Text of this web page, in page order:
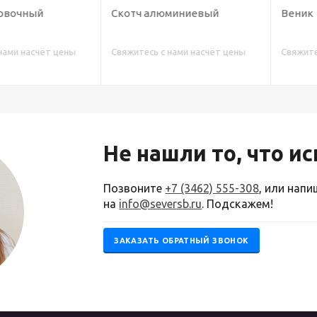
цены
Скотч алюминиевый
Свяжитесь с нами насчёт цены
Веник
Свяжитесь с
Не нашли то, что
Позвоните +7 (3462) 555-308, или
на info@seversb.ru. Подскажем!
ЗАКАЗАТЬ ОБРАТНЫЙ ЗВОНОК